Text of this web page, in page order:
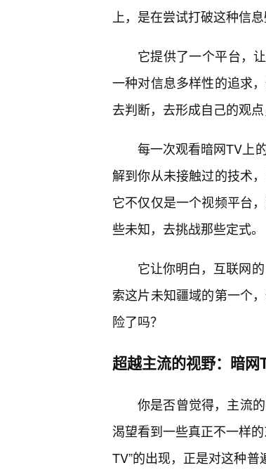
上，是在尝试打破这种信息
它提供了一个平台，
一种对信息多样性的追求
去判断，去形成自己的观点
每一次观看暗网TV上
解到你从未接触过的技术
它不仅仅是一个视频平台
些未知，去挑战那些定式。
它让你明白，互联网
索这片未知疆域的第一个
险了吗？
超越主流的视野：暗
你是否曾觉得，主流
渴望看到一些真正不一样
TV”的出现，正是对这种普